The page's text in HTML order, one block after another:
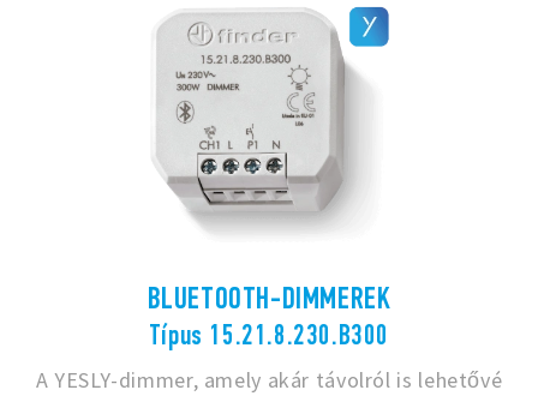
BLUETOOTH-DIMMEREK
Típus 15.21.8.230.B300
A YESLY-dimmer, amely akár távolról is lehetővé